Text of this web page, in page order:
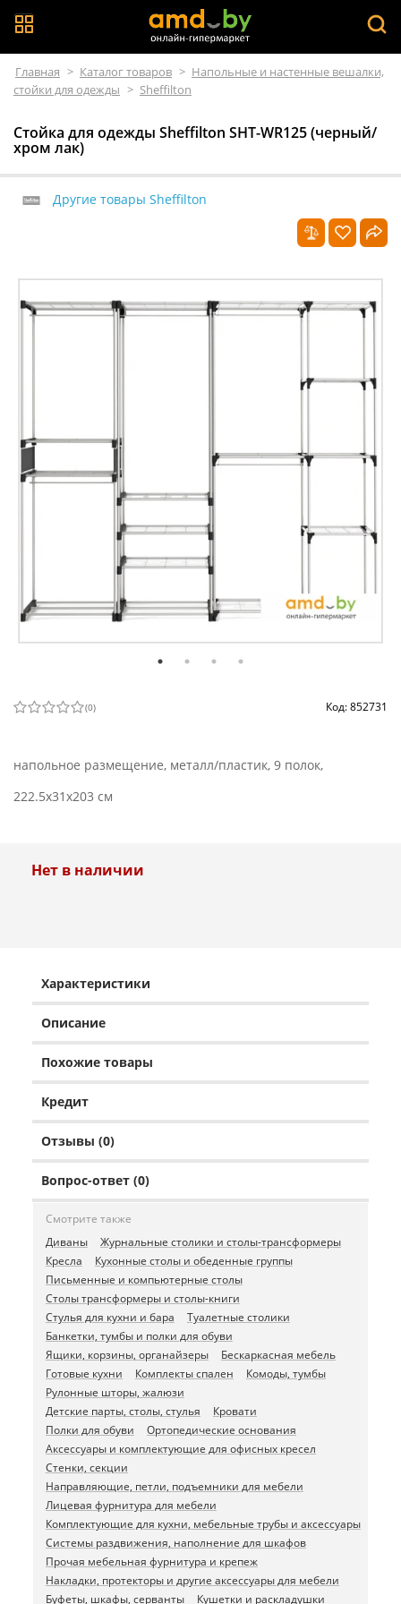
Главная > Каталог товаров > Напольные и настенные вешалки,
стойки для одежды > Sheffilton
Стойка для одежды Sheffilton SHT-WR125 (черный/
хром лак)
Другие товары Sheffilton
(0) Код: 852731
напольное размещение, металл/пластик, 9 полок,
222.5x31x203 см
Нет в наличии
Характеристики
Описание
Похожие товары
Кредит
Отзывы (0)
Вопрос-ответ (0)
Смотрите также
Диваны
Журнальные столики и столы-трансформеры
Кресла
Кухонные столы и обеденные группы
Письменные и компьютерные столы
Столы трансформеры и столы-книги
Стулья для кухни и бара
Туалетные столики
Банкетки, тумбы и полки для обуви
Ящики, корзины, органайзеры
Бескаркасная мебель
Готовые кухни
Комплекты спален
Комоды, тумбы
Рулонные шторы, жалюзи
Детские парты, столы, стулья
Кровати
Полки для обуви
Ортопедические основания
Аксессуары и комплектующие для офисных кресел
Стенки, секции
Направляющие, петли, подъемники для мебели
Лицевая фурнитура для мебели
Комплектующие для кухни, мебельные трубы и аксессуары
Системы раздвижения, наполнение для шкафов
Прочая мебельная фурнитура и крепеж
Накладки, протекторы и другие аксессуары для мебели
Буфеты, шкафы, серванты
Кушетки и раскладушки